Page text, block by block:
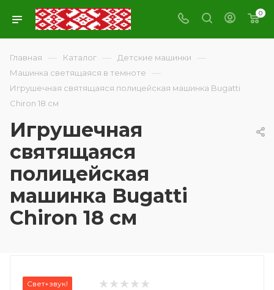
0
Главная — Каталог — Детские машинки —
Машинка светящаяся в темноте —
Игрушечная святящаяся полицейская машинка Bugatti
Chiron 18 см
Игрушечная
святящаяся
полицейская
машинка Bugatti
Chiron 18 см
Свет+звук!